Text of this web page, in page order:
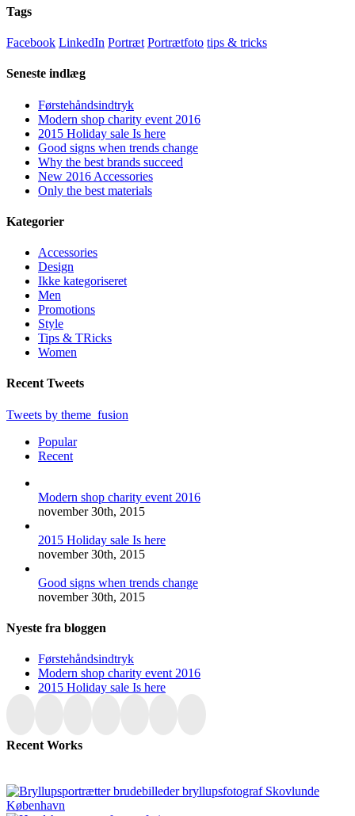
Tags
Facebook LinkedIn Portræt Portrætfoto tips & tricks
Seneste indlæg
Førstehåndsindtryk
Modern shop charity event 2016
2015 Holiday sale Is here
Good signs when trends change
Why the best brands succeed
New 2016 Accessories
Only the best materials
Kategorier
Accessories
Design
Ikke kategoriseret
Men
Promotions
Style
Tips & TRicks
Women
Recent Tweets
Tweets by theme_fusion
Popular
Recent
Modern shop charity event 2016
november 30th, 2015
2015 Holiday sale Is here
november 30th, 2015
Good signs when trends change
november 30th, 2015
Nyeste fra bloggen
Førstehåndsindtryk
Modern shop charity event 2016
2015 Holiday sale Is here
Recent Works